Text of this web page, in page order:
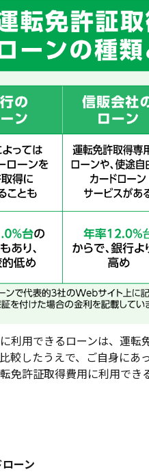
利用できるローンは、運
較したうえで、ご自身にあ
免許証取得費用に利用でき
ーン